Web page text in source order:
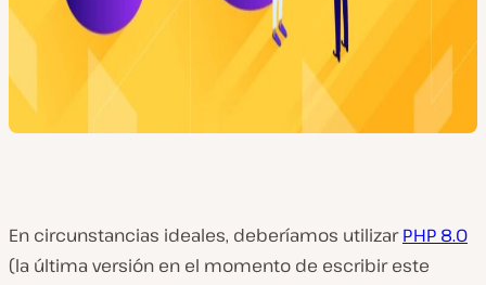
En circunstancias ideales, deberíamos utilizarPHP 8.0
(la última versión en el momento de escribir este